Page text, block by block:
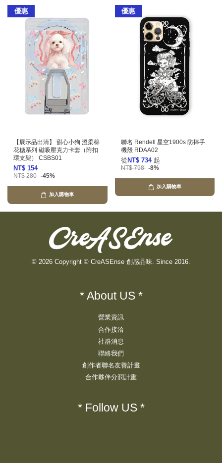
優惠
【展示品出清】 甜心小狗 溫柔棉
花糖系列 磁吸壓克力卡套（附扣
環支架） CSBS01
NT$ 154
NT$ 280 -45%
加入購物車
優惠
聯名 Rendell 星空1900s 防摔手
機殼 RDAA02
從 NT$ 734 起
NT$ 798 -8%
加入購物車
© 2026 Copyright © CreASEnse 創感品味. Since 2016.
* About US *
營業資訊
合作接洽
社群消息
聯絡我們
創作者聯名友善計畫
合作夥伴分潤計畫
* Follow US *